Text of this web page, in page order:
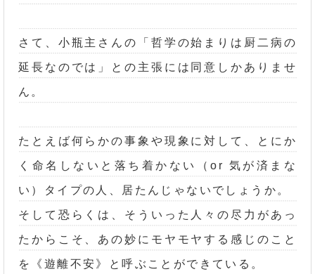
さて、小瓶主さんの「哲学の始まりは厨二病の
延長なのでは」との主張には同意しかありませ
ん。
たとえば何らかの事象や現象に対して、とにか
く命名しないと落ち着かない（or 気が済まな
い）タイプの人、居たんじゃないでしょうか。
そして恐らくは、そういった人々の尽力があっ
たからこそ、あの妙にモヤモヤする感じのこと
を《遊離不安》と呼ぶことができている。